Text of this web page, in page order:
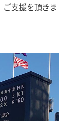
支援を頂きま